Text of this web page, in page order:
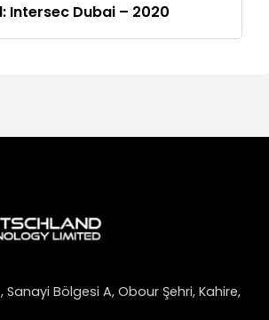
Intersec Dubai – 2020
Sanayi Bölgesi A, Obour Şehri, Kahire,